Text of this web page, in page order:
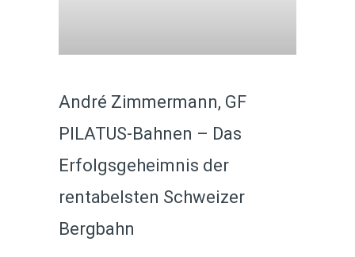
André Zimmermann, GF
PILATUS-Bahnen – Das
Erfolgsgeheimnis der
rentabelsten Schweizer
Bergbahn